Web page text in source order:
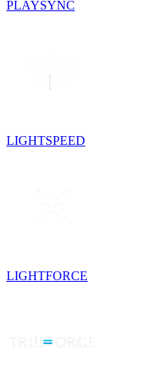
PLAYSYNC
LIGHTSPEED
LIGHTFORCE